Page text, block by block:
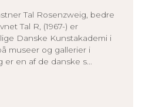
Tal Rosenzweig, bedre
Tal R, (1967-) er
Danske Kunstakademi i
museer og gallerier i
en af de danske s...